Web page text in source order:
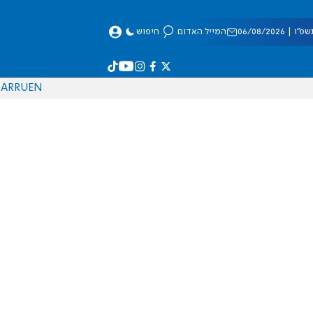
08/2026 המייל האדום חיפוש
EN
RU
AR